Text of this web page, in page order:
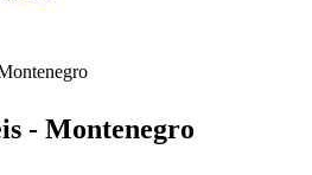
- Montenegro